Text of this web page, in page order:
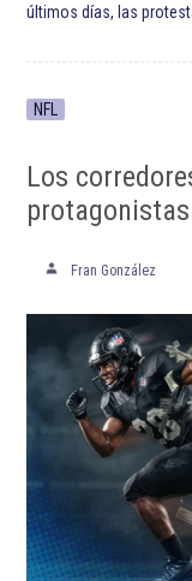
últimos días, las
NFL
Los
Fran González